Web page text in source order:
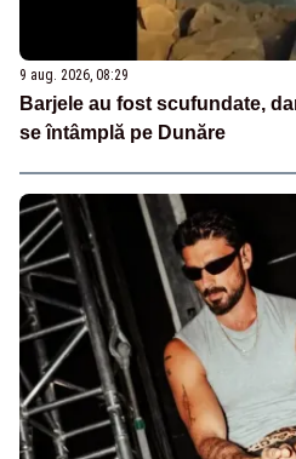
9 aug. 2026, 08:29
Barjele au fost scufundate,
se întâmplă pe Dunăre